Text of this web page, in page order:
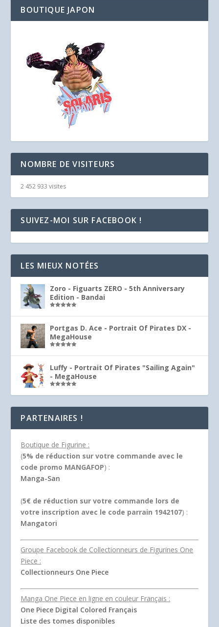
BOUTIQUE JAPON
NOMBRE DE VISITEURS
2 452 933 visites
SUIVEZ-MOI SUR FACEBOOK !
LES MIEUX NOTÉES
Zoro - Figuarts ZERO - 5th Anniversary
Edition - Bandai
Portgas D. Ace - Portrait Of Pirates DX -
MegaHouse
Luffy - Portrait Of Pirates "Sailing Again"
- MegaHouse
PARTENAIRES !
Boutique de Figurine :
(5% de réduction sur votre commande avec le
code promo MANGAFOP) :
Manga-San
(5€ de réduction sur votre commande lors de
votre inscription avec le code parrain 1942107) :
Mangatori
Groupe Facebook de Collectionneurs de Figurines One
Piece :
Collectionneurs One Piece
Manga One Piece en ligne en couleur Français :
One Piece Digital Colored Français
Liste des tomes disponibles